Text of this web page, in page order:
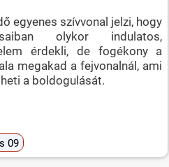
egyenes szívvonal jelzi, hogy
olykor indulatos,
érdekli, de fogékony a
megakad a fejvonalnál, ami
a boldogulását.
09